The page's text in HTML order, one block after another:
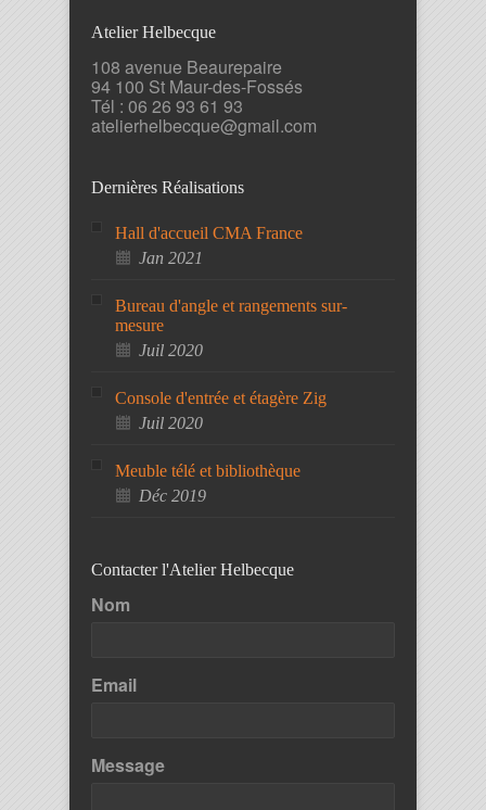
Atelier Helbecque
108 avenue Beaurepaire
94 100 St Maur-des-Fossés
Tél : 06 26 93 61 93
atelierhelbecque@gmail.com
Dernières Réalisations
Hall d'accueil CMA France
Jan 2021
Bureau d'angle et rangements sur-
mesure
Juil 2020
Console d'entrée et étagère Zig
Juil 2020
Meuble télé et bibliothèque
Déc 2019
Contacter l'Atelier Helbecque
Nom
Email
Message